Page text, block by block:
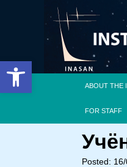
Open toolbar
ABOUT THE
FOR STAFF
Posted: